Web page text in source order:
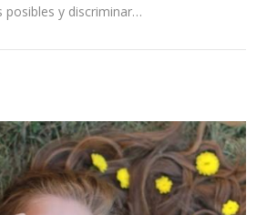
posibles y discriminar…